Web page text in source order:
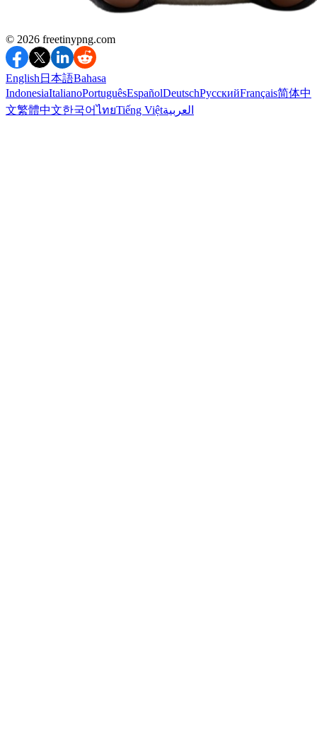
©️ 2026 freetinypng.com
English 日本語Bahasa
IndonesiaItalianoPortuguêsEspañolDeutschРусскийFrançais简体中
文繁體中文한국어ไทยTiếng Việtالعربية